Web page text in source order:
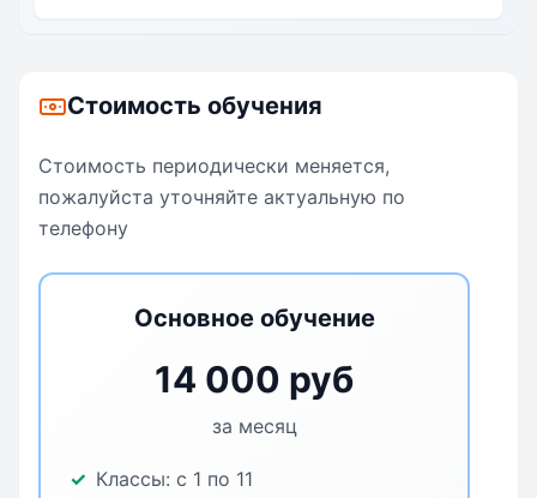
Стоимость обучения
Стоимость периодически меняется,
пожалуйста уточняйте актуальную по
телефону
Основное обучение
14 000 руб
за месяц
Классы: с 1 по 11